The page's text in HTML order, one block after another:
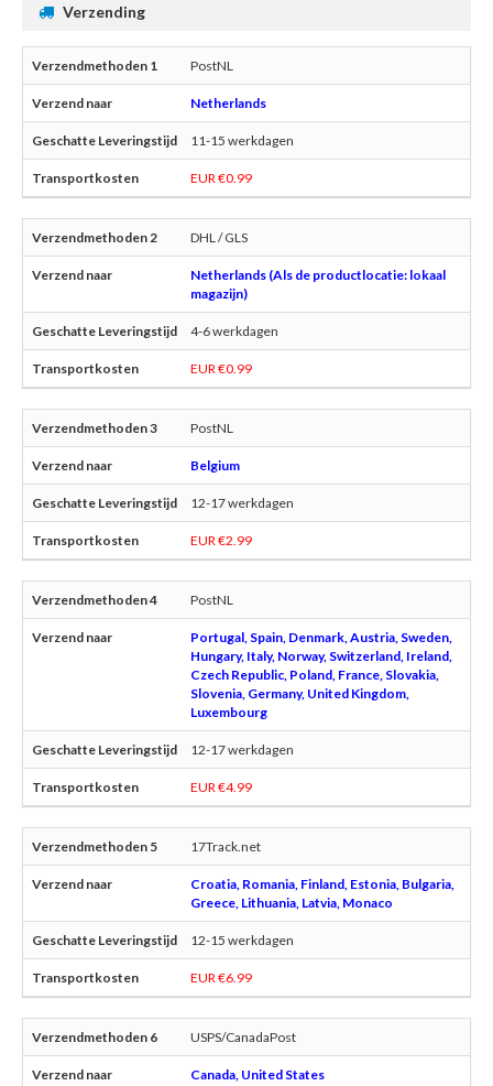
Verzending
PostNL
Netherlands
11-15 werkdagen
EUR €0.99
DHL / GLS
Netherlands (Als de productlocatie: lokaal
magazijn)
4-6 werkdagen
EUR €0.99
PostNL
Belgium
12-17 werkdagen
EUR €2.99
PostNL
Portugal, Spain, Denmark, Austria, Sweden,
Hungary, Italy, Norway, Switzerland, Ireland,
Czech Republic, Poland, France, Slovakia,
Slovenia, Germany, United Kingdom,
Luxembourg
12-17 werkdagen
EUR €4.99
17Track.net
Croatia, Romania, Finland, Estonia, Bulgaria,
Greece, Lithuania, Latvia, Monaco
12-15 werkdagen
EUR €6.99
USPS/CanadaPost
Canada, United States